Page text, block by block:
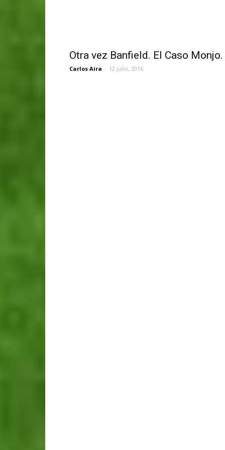
Otra vez Banfield. El Caso Monjo.
Carlos Aira - 12 julio, 2016